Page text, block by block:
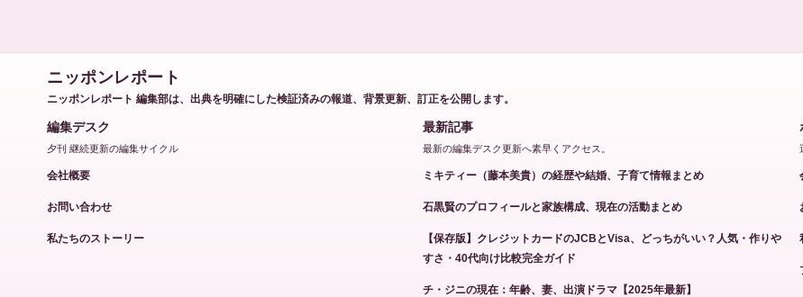
ニッポンレポート
ニッポンレポート 編集部は、出典を明確にした検証済みの報道、背景更新、訂正を公開します。
夕刊 継続更新の編集サイクル 最新の編集デスク更新へ素早くアクセス。
すさ・40代向け比較完全ガイド